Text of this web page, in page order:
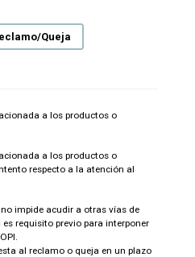
a los productos o
a los productos o
respecto a la atención al
impide acudir a otras vías de
requisito previo para interponer
al reclamo o queja en un plazo